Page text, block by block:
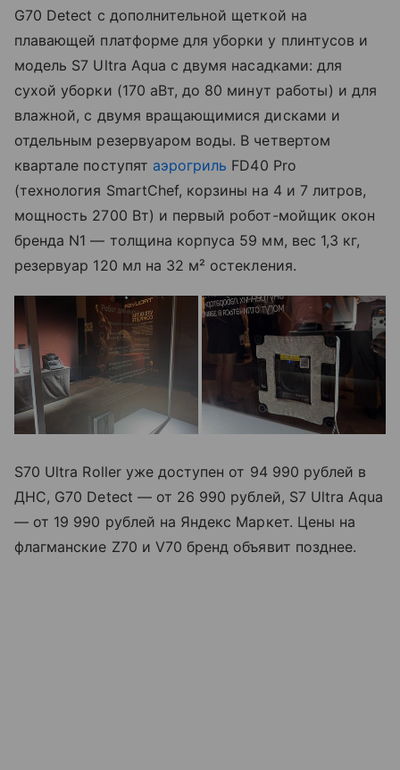
G70 Detect с дополнительной щеткой на
плавающей платформе для уборки у плинтусов и
модель S7 Ultra Aqua с двумя насадками: для
сухой уборки (170 аВт, до 80 минут работы) и для
влажной, с двумя вращающимися дисками и
отдельным резервуаром воды. В четвертом
квартале поступят аэрогриль FD40 Pro
(технология SmartChef, корзины на 4 и 7 литров,
мощность 2700 Вт) и первый робот-мойщик окон
бренда N1 — толщина корпуса 59 мм, вес 1,3 кг,
резервуар 120 мл на 32 м² остекления.
S70 Ultra Roller уже доступен от 94 990 рублей в
ДНС, G70 Detect — от 26 990 рублей, S7 Ultra Aqua
— от 19 990 рублей на Яндекс Маркет. Цены на
флагманские Z70 и V70 бренд объявит позднее.